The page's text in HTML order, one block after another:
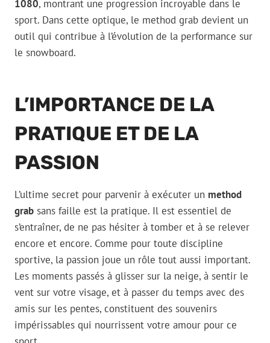
1080, montrant une progression incroyable dans le
sport. Dans cette optique, le method grab devient un
outil qui contribue à l’évolution de la performance sur
le snowboard.
L’IMPORTANCE DE LA
PRATIQUE ET DE LA
PASSION
L’ultime secret pour parvenir à exécuter un method
grab sans faille est la pratique. Il est essentiel de
s’entraîner, de ne pas hésiter à tomber et à se relever
encore et encore. Comme pour toute discipline
sportive, la passion joue un rôle tout aussi important.
Les moments passés à glisser sur la neige, à sentir le
vent sur votre visage, et à passer du temps avec des
amis sur les pentes, constituent des souvenirs
impérissables qui nourrissent votre amour pour ce